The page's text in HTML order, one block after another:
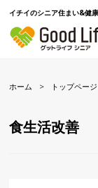
イチイのシニア住まい&健
ホーム トップページ
食生活改善